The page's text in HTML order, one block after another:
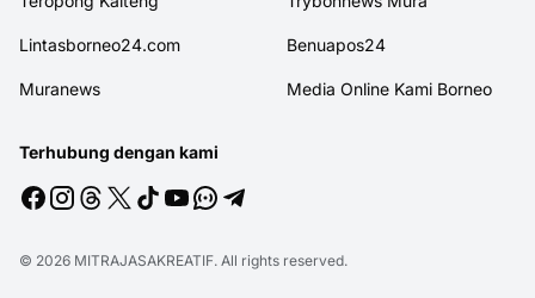
Lintasborneo24.com Benuapos24
Muranews Media Online Kami Borneo
Terhubung dengan kami
© 2026 MITRAJASAKREATIF. All rights reserved.